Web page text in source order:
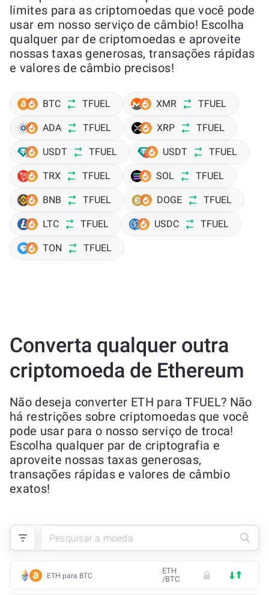
limites para as criptomoedas que você pode
usar em nosso serviço de câmbio! Escolha
qualquer par de criptomoedas e aproveite
nossas taxas generosas, transações rápidas
e valores de câmbio precisos!
BTC TFUEL XMR TFUEL
ADA TFUEL XRP TFUEL
USDT TFUEL USDT TFUEL
TRX TFUEL SOL TFUEL
BNB TFUEL DOGE TFUEL
LTC TFUEL USDC TFUEL
TON TFUEL
Converta qualquer outra
criptomoeda de Ethereum
Não deseja converter ETH para TFUEL? Não
há restrições sobre criptomoedas que você
pode usar para o nosso serviço de troca!
Escolha qualquer par de criptografia e
aproveite nossas taxas generosas,
transações rápidas e valores de câmbio
exatos!
ETH para BTC
ETH
/BTC